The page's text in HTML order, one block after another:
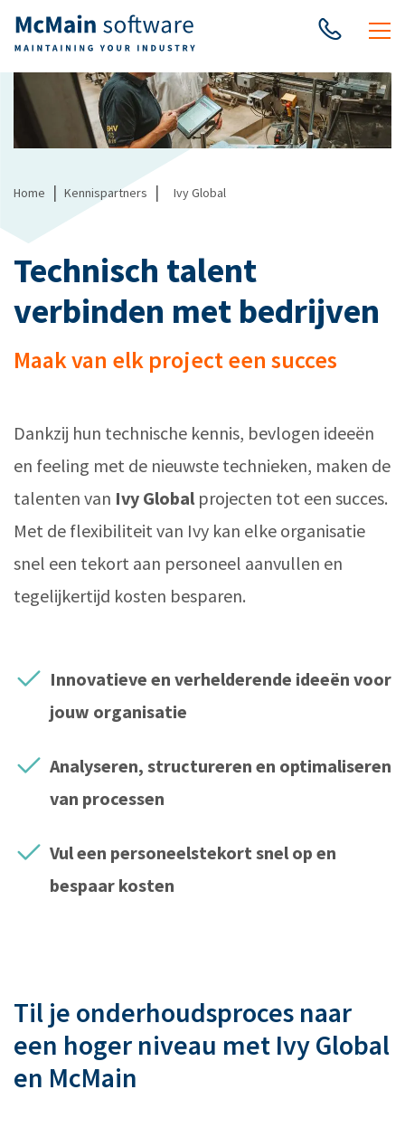
Home | Kennispartners | Ivy Global
Technisch talent
verbinden met bedrijven
Maak van elk project een succes
Dankzij hun technische kennis, bevlogen ideeën
en feeling met de nieuwste technieken, maken de
talenten van Ivy Global projecten tot een succes.
Met de flexibiliteit van Ivy kan elke organisatie
snel een tekort aan personeel aanvullen en
tegelijkertijd kosten besparen.
Innovatieve en verhelderende ideeën voor
jouw organisatie
Analyseren, structureren en optimaliseren
van processen
Vul een personeelstekort snel op en
bespaar kosten
Til je onderhoudsproces naar
een hoger niveau met Ivy Global
en McMain